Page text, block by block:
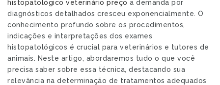
histopatológico veterinário preço a demanda por
diagnósticos detalhados cresceu exponencialmente. O
conhecimento profundo sobre os procedimentos,
indicações e interpretações dos exames
histopatológicos é crucial para veterinários e tutores de
animais. Neste artigo, abordaremos tudo o que você
precisa saber sobre essa técnica, destacando sua
relevância na determinação de tratamentos adequados